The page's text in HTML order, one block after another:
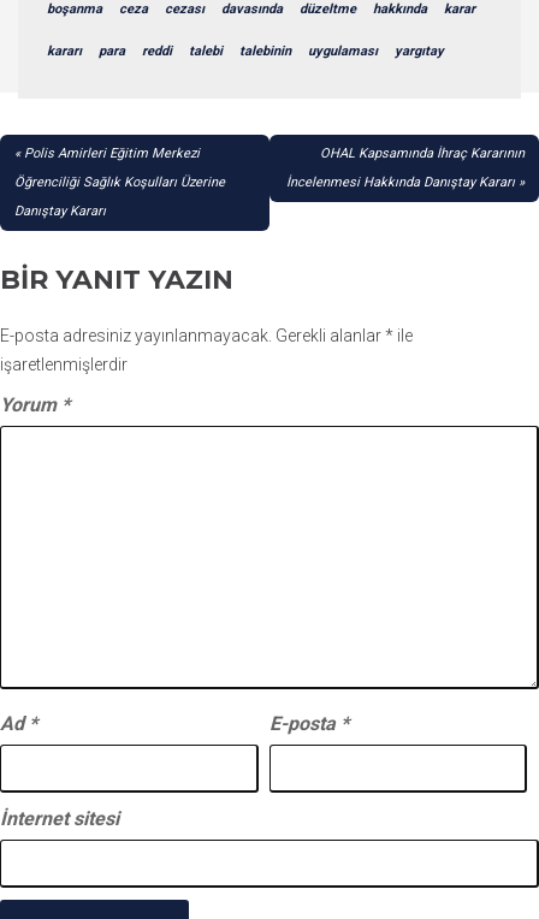
boşanma ceza cezası davasında düzeltme hakkında karar
kararı para reddi talebi talebinin uygulaması yargıtay
YAZI
GEZINMESI
Polis Amirleri Eğitim Merkezi
Öğrenciliği Sağlık Koşulları Üzerine
Danıştay Kararı
OHAL Kapsamında İhraç Kararının
İncelenmesi Hakkında Danıştay Kararı
BIR YANIT YAZIN
E-posta adresiniz yayınlanmayacak. Gerekli alanlar* ile
işaretlenmişlerdir
Yorum *
Ad * E-posta *
İnternet sitesi